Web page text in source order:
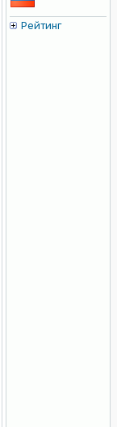
Рейтинг